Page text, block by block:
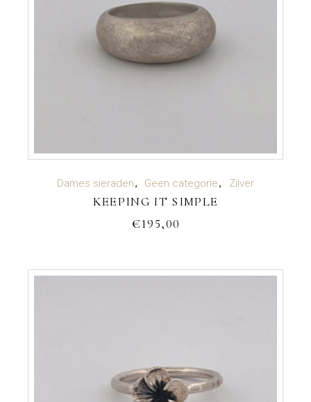
TOEVOEGEN AAN WINKELWAGEN
Dames sieraden Geen categorie Zilver
KEEPING IT SIMPLE
€195,00